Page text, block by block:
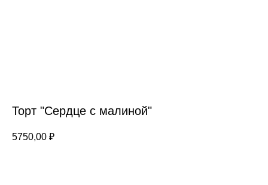
Торт "Сердце с малиной"
5750,00 ₽